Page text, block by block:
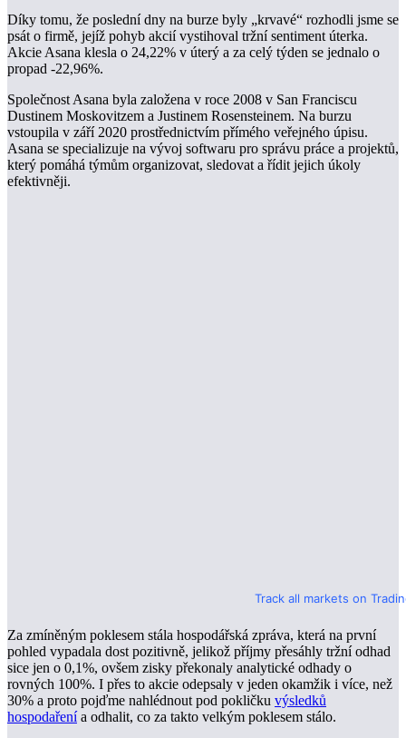
Díky tomu, že poslední dny na burze byly „krvavé“ rozhodli jsme se
psát o firmě, jejíž pohyb akcií vystihoval tržní sentiment úterka.
Akcie Asana klesla o 24,22% v úterý a za celý týden se jednalo o
propad -22,96%.
Společnost Asana byla založena v roce 2008 v San Franciscu
Dustinem Moskovitzem a Justinem Rosensteinem. Na burzu
vstoupila v září 2020 prostřednictvím přímého veřejného úpisu.
Asana se specializuje na vývoj softwaru pro správu práce a projektů,
který pomáhá týmům organizovat, sledovat a řídit jejich úkoly
efektivněji.
Track all markets on
Za zmíněným poklesem stála hospodářská zpráva, která na první
pohled vypadala dost pozitivně, jelikož příjmy přesáhly tržní odhad
sice jen o 0,1%, ovšem zisky překonaly analytické odhady o
rovných 100%. I přes to akcie odepsaly v jeden okamžik i více, než
30% a proto pojďme nahlédnout pod pokličku výsledků
hospodařenía odhalit, co za takto velkým poklesem stálo.